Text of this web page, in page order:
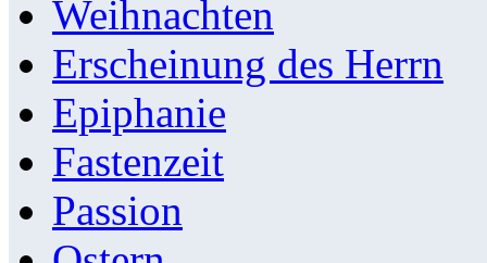
Weihnachten
Erscheinung des Herrn
Epiphanie
Fastenzeit
Passion